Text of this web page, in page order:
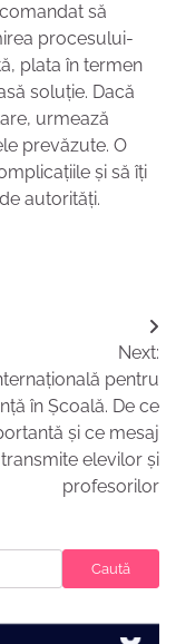
să
procesului-
plata în termen
soluție. Dacă
urmează
prevăzute. O
și să îți
autorități.
Next:
pentru
în Școală. De ce
și ce mesaj
transmite elevilor și
profesorilor
Caută